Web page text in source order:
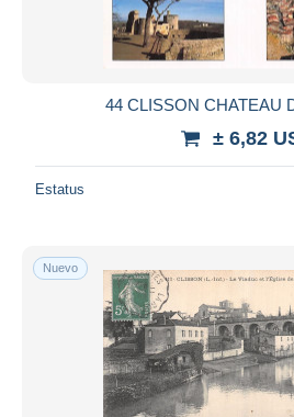
44 CLISSON CHATEAU
± 6,82
Estatus
Nuevo